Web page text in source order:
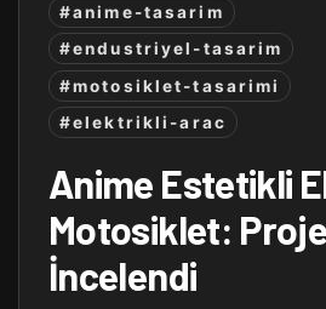
#anime-tasarim
#endustriyel-tasarim
#motosiklet-tasarimi
#elektrikli-arac
Anime Estetikli
Motosiklet:
İncelendi